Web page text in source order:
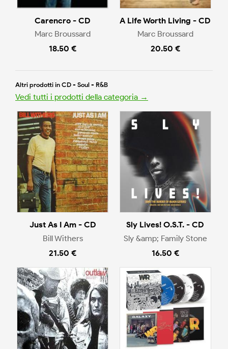
Carencro - CD
Marc Broussard
18.50 €
A Life Worth Living - CD
Marc Broussard
20.50 €
Altri prodotti in CD - Soul - R&B
Vedi tutti i prodotti della categoria →
Just As I Am - CD
Bill Withers
21.50 €
Sly Lives! O.S.T. - CD
Sly &amp; Family Stone
16.50 €